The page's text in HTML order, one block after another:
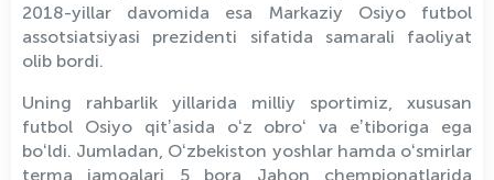
2018-yillar davomida esa Markaziy Osiyo futbol
assotsiatsiyasi prezidenti sifatida samarali faoliyat
olib bordi.
Uning rahbarlik yillarida milliy sportimiz, xususan
futbol Osiyo qitʼasida oʻz obroʻ va eʼtiboriga ega
boʻldi. Jumladan, Oʻzbekiston yoshlar hamda oʻsmirlar
terma jamoalari 5 bora Jahon chempionatlarida